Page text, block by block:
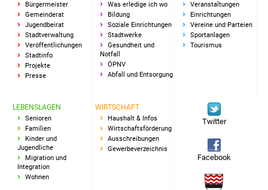
Pflege von Angehörigen
Hitzewarnung / UV-
Bürgerbus (MOBS)
Abfall und Entsorgung
Bürgermeister
Gemeinderat
Jugendbeirat
Stadtverwaltung
Veröffentlichungen
Stadtinfo
Projekte
Presse
Was erledige ich wo
Bildung
Soziale Einrichtungen
Stadtwerke
Gesundheit und
Notfall
ÖPNV
Abfall und Entsorgung
Veranstaltungen
Einrichtungen
Vereine und Parteien
Sportanlagen
Tourismus
LEBENSLAGEN
Senioren
Familien
Kinder und
Jugendliche
Migration und
Integration
Wohnen
WIRTSCHAFT
Haushalt & Infos
Wirtschaftsförderung
Ausschreibungen
Gewerbeverzeichnis
Twitter
Facebook